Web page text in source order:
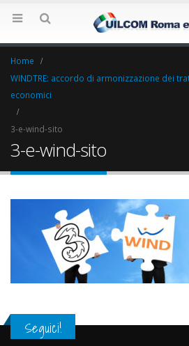
Home
WINDTRE: accordo di armonizzazione dei
economici
3-e-wind-sito
3-e-wind-sito
Seguici!